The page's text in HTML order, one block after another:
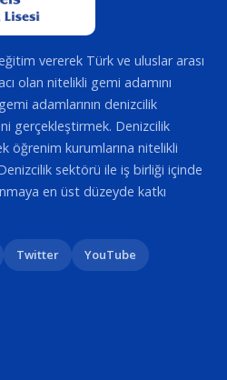
vererek Türk ve uluslar arası
olan nitelikli gemi adamını
adamlarının denizcilik
gerçekleştirmek. Denizcilik
öğrenim kurumlarına nitelikli
sektörü ile iş birliği içinde
en üst düzeyde katkı
Twitter YouTube